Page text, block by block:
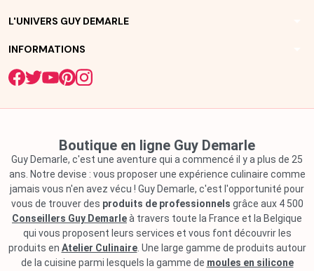
L'UNIVERS GUY DEMARLE
INFORMATIONS
Boutique en ligne Guy Demarle
Guy Demarle, c'est une aventure qui a commencé il y a plus de 25
ans. Notre devise : vous proposer une expérience culinaire comme
jamais vous n'en avez vécu ! Guy Demarle, c'est l'opportunité pour
vous de trouver des produits de professionnels grâce aux 4 500
Conseillers Guy Demarleà travers toute la France et la Belgique
qui vous proposent leurs services et vous font découvrir les
produits en Atelier Culinaire. Une large gamme de produits autour
de la cuisine parmi lesquels la gamme de moules en silicone